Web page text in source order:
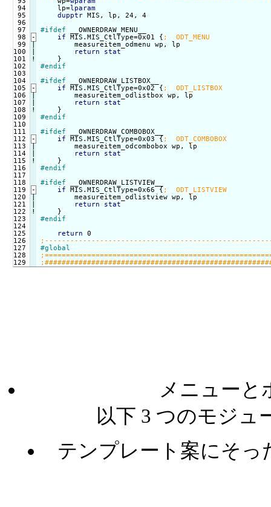
94
95
96
97
98
99
100
101
103
104
105
106
107
108
110
111
112
113
114
115
117
118
119
120
121
122
124
125
126
127
128
-
!
-
!
-
!
-
!
    lp=
lparam
dupptr MIS, lp, 24, 4
#ifdef __OWNERDRAW_MENU__
if MIS.MIS_CtlType=0x01 {
        measureitem_odmenu wp, lp
return
stat
#endif
#ifdef __OWNERDRAW_LISTBOX__
if MIS.MIS_CtlType=0x02 {
;	ODT_LISTBOX
        measureitem_odlistbox wp, lp
return
stat
#endif
#ifdef __OWNERDRAW_COMBOBOX__
if MIS.MIS_CtlType=0x03 {
;	ODT_COMBOBOX
        measureitem_odcombobox wp, lp
return
stat
#endif
#ifdef __OWNERDRAW_LISTVIEW__
if MIS.MIS_CtlType=0x66 {
;	ODT_LISTVIEW
        measureitem_odlistview wp, lp
return
stat
#endif
return
#global
メニューと
以下 3 つのモジュ
テンプレート案にそ